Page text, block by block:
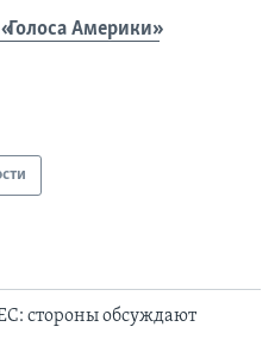
Америки»
стороны обсуждают